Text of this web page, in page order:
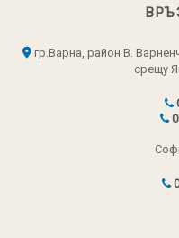
гр.Варна, район В.
срещу